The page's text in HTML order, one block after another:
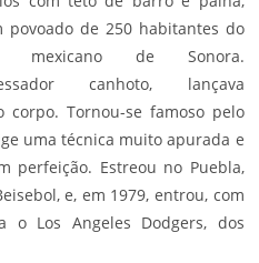
povoado de 250 habitantes do
mexicano de Sonora.
canhoto, lançava
Tornou-se famoso pelo
uma técnica muito apurada e
perfeição. Estreou no Puebla,
e, em 1979, entrou, com
o Los Angeles Dodgers, dos